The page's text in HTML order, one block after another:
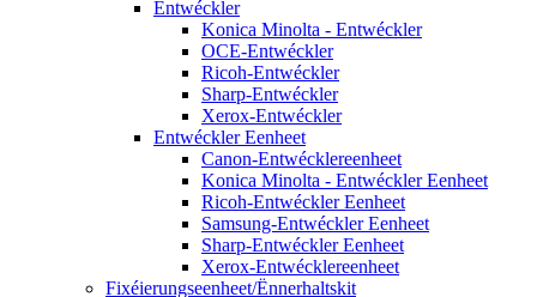
Entwéckler
Konica Minolta - Entwéckler
OCE-Entwéckler
Ricoh-Entwéckler
Sharp-Entwéckler
Xerox-Entwéckler
Entwéckler Eenheet
Canon-Entwécklereenheet
Konica Minolta - Entwéckler Eenheet
Ricoh-Entwéckler Eenheet
Samsung-Entwéckler Eenheet
Sharp-Entwéckler Eenheet
Xerox-Entwécklereenheet
Fixéierungseenheet/Ënnerhaltskit